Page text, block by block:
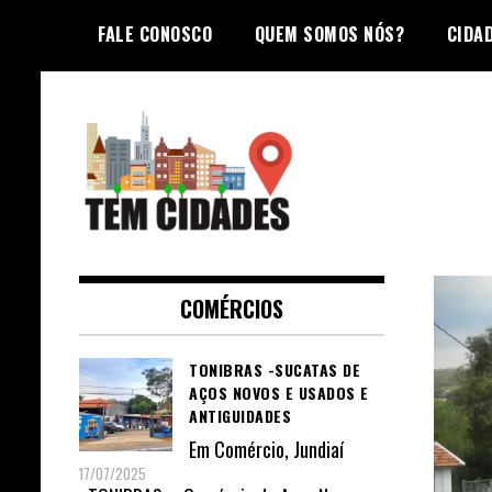
content
FALE CONOSCO QUEM SOMOS NÓS?
TEM CIDADES
COMÉRCIOS
TONIBRAS -SUCATAS DE
AÇOS NOVOS E USADOS E
ANTIGUIDADES
Em Comércio, Jundiaí
17/07/2025